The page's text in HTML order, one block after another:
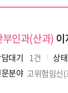
부인과(산과) 이
대기 1건
상태
분야 고위험임신